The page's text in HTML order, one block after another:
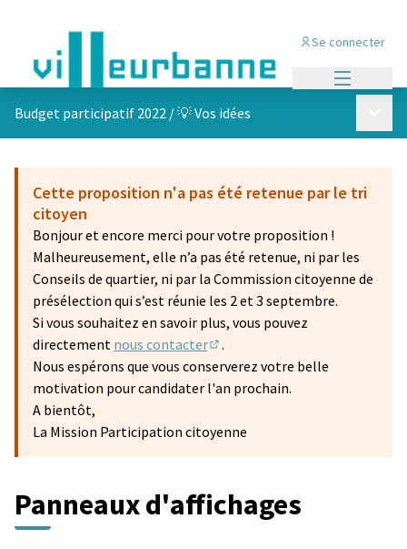
Se connecter
Budget participatif 2022 /💡 Vos idées
Cette proposition n'a pas été retenue par le tri
citoyen
Bonjour et encore merci pour votre proposition !
Malheureusement, elle n’a pas été retenue, ni par les
Conseils de quartier, ni par la Commission citoyenne de
présélection qui s’est réunie les 2 et 3 septembre.
Si vous souhaitez en savoir plus, vous pouvez
directement nous contacter
(S'ouvre dans un nouvel onglet)
.
Nous espérons que vous conserverez votre belle
motivation pour candidater l'an prochain.
A bientôt,
La Mission Participation citoyenne
Panneaux d'affichages